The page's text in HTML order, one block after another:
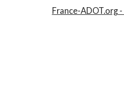
France-ADOT.org